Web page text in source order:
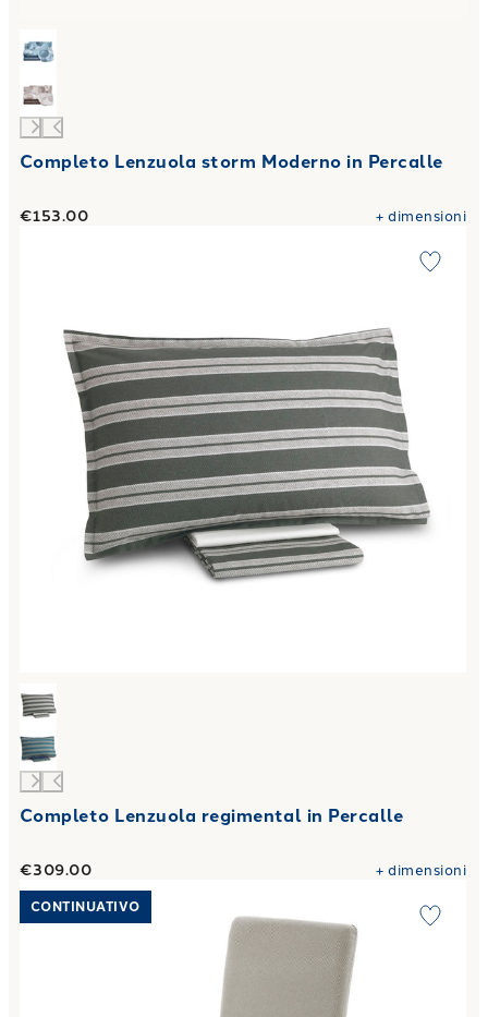
Completo Lenzuola storm Moderno in Percalle
€153.00 +dimensioni
Completo Lenzuola regimental in Percalle
€309.00 +dimensioni
Link to "Set 2 Coprisedia Universale 1 Posti melange in
CONTINUATIVO